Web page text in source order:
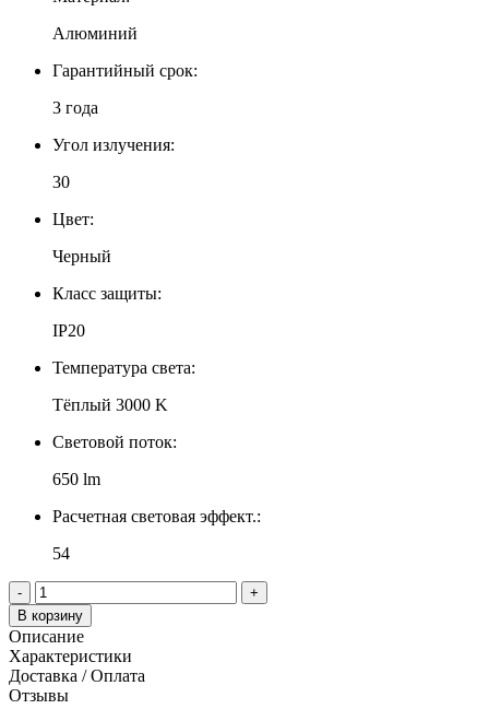
Алюминий
Гарантийный срок:
3 года
Угол излучения:
30
Цвет:
Черный
Класс защиты:
IP20
Температура света:
Тёплый 3000 K
Световой поток:
650 lm
Расчетная световая эффект.:
54
-
+
В корзину
Описание
Характеристики
Доставка / Оплата
Отзывы